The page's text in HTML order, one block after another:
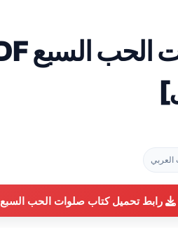
العربي
رابط تحميل كتاب صلوات الحب السبع